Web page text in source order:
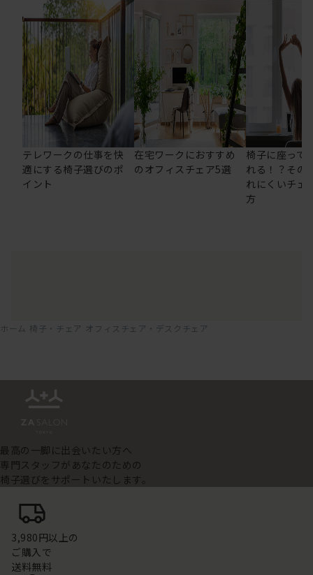
テレワークの仕事を快
適にする椅子選びのポ
イント
在宅ワークにおすすめ
のオフィスチェア5選
椅子に座って
れる！？その
れにくいチェ
方
ホーム 椅子・チェア オフィスチェア・デスクチェア
最高の一脚に出会いたい方へ
専門スタッフがあなたのための
椅子選びをサポートいたします。
3,980円以上の
ご購入で
送料無料